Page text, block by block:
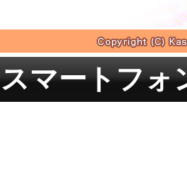
スマートフォ